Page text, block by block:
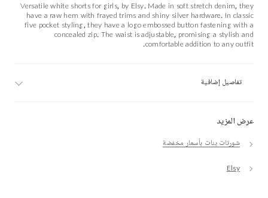
عرض المزيد
شورتات بنات بأسعار مخفضة
Elsy
Versatile white shorts for girls, by Elsy. Made in soft stretch denim, they
have a raw hem with frayed trims and shiny silver hardware. In classic
five pocket styling, they have a logo embossed button fastening with a
concealed zip. The waist is adjustable, promising a stylish and
comfortable addition to any outfit.
تفاصيل إضافية